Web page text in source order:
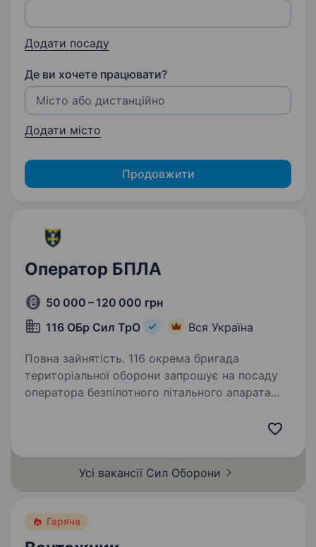
Додати посаду
Де ви хочете працювати?
Додати місто
Продовжити
Оператор БПЛА
50 000 – 120 000 грн
116 ОБр Сил ТрО
Вся Україна
Повна зайнятість. 116 окрема бригада
територіальної оборони запрошує на посаду
оператора безпілотного літального апарата
дронами, розвідка та аналітика — ця професія
Усі вакансії Сил Оборони
Гаряча